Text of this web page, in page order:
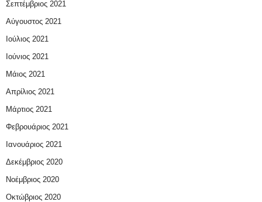
Σεπτέμβριος 2021
Αύγουστος 2021
Ιούλιος 2021
Ιούνιος 2021
Μάιος 2021
Απρίλιος 2021
Μάρτιος 2021
Φεβρουάριος 2021
Ιανουάριος 2021
Δεκέμβριος 2020
Νοέμβριος 2020
Οκτώβριος 2020